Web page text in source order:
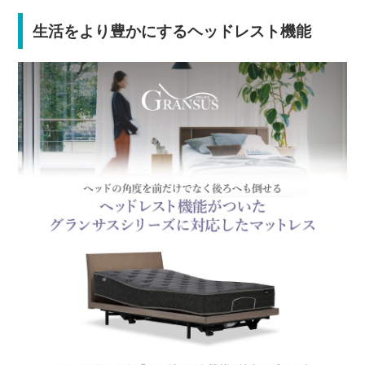
生活をより豊かにするヘッドレスト機能